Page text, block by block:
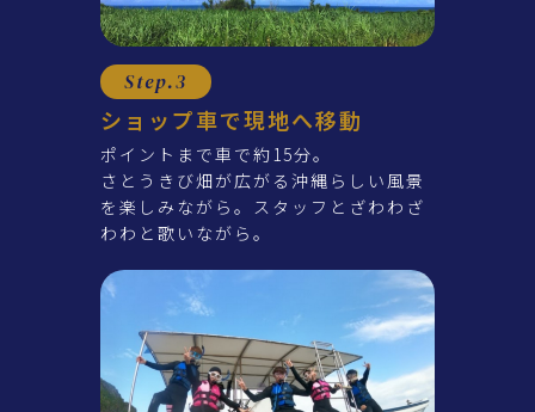
Step.3
ショップ車で現地へ移動
ポイントまで車で約15分。
さとうきび畑が広がる沖縄らしい風景
を楽しみながら。スタッフとざわわざ
わわと歌いながら。